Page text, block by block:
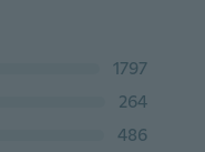
1797
264
486